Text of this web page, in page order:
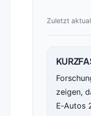
Zuletzt
zeigen,
E‑Autos